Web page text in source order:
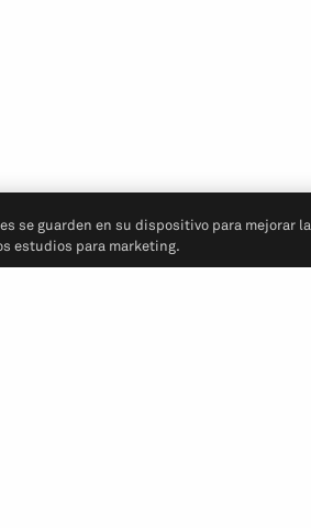
se guarden en su dispositivo para mejorar la
estudios para marketing.